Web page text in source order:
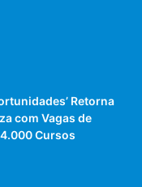
de Políticas
Alimentar, no
Filho. Os novos
Pires, que ficou
Sérgio Sá Leitão,
Urbanismo; e Índio
Retorna
com Vagas de
Cursos